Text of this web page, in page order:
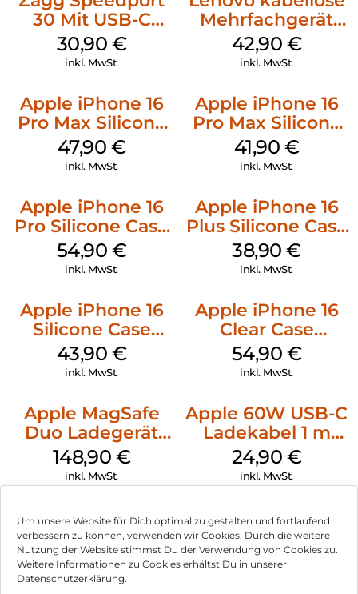
Um unsere Website für Dich optimal zu gestalten und fortlaufend
verbessern zu können, verwenden wir Cookies. Durch die weitere
Nutzung der Website stimmst Du der Verwendung von Cookies zu.
Weitere Informationen zu Cookies erhältst Du in unserer
Datenschutzerklärung.
30 Mit USB-C
Kabel Weiß
30,90 €
inkl. MwSt.
Mehrfachgerät
Luna Grey
42,90 €
inkl. MwSt.
Apple iPhone 16
Pro Max Silicone
Case MagSafe
Black
47,90 €
inkl. MwSt.
Apple iPhone 16
Pro Max Silicone
Case MagSafe
Ultramarine
41,90 €
inkl. MwSt.
Apple iPhone 16
Pro Silicone Case
MagSafe Black
54,90 €
inkl. MwSt.
Apple iPhone 16
Plus Silicone Case
MagSafe Denim
38,90€
inkl. MwSt.
Apple iPhone 16
Silicone Case
MagSafe Plum
43,90 €
inkl. MwSt.
Apple iPhone 16
Clear Case
MagSafe
Transparent
54,90 €
inkl. MwSt.
Apple MagSafe
Duo Ladegerät
Weiß
148,90 €
inkl. MwSt.
Apple 60W USB-C
Ladekabel 1 m
Weiß
24,90 €
inkl. MwSt.
Impressum